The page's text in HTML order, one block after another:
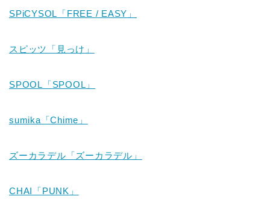
SPiCYSOL 「FREE / EASY 」
スピッツ「見っけ」
SPOOL 「SPOOL 」
sumika「Chime」
ズーカラデル「ズーカラデル」
CHAI 「PUNK 」